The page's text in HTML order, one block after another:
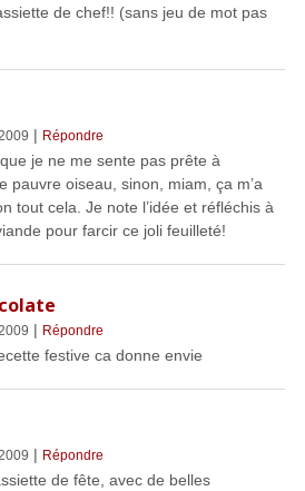
de chef!! (sans jeu de mot pas
| Répondre
je ne me sente pas prête à
pauvre oiseau, sinon, miam, ça m’a
tout cela. Je note l’idée et réfléchis à
pour farcir ce joli feuilleté!
| Répondre
festive ca donne envie
| Répondre
de fête, avec de belles